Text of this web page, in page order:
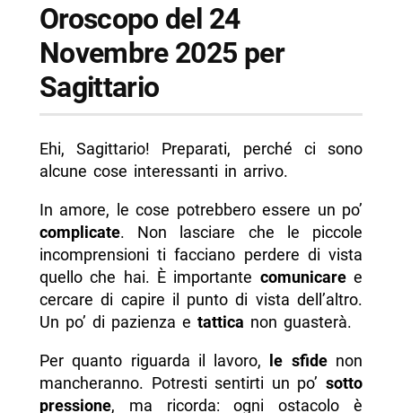
Oroscopo del 24
Novembre 2025 per
Sagittario
Ehi, Sagittario! Preparati, perché ci sono
alcune cose interessanti in arrivo.
In amore, le cose potrebbero essere un po’
complicate. Non lasciare che le piccole
incomprensioni ti facciano perdere di vista
quello che hai. È importante comunicaree
cercare di capire il punto di vista dell’altro.
Un po’ di pazienza e tattica non guasterà.
Per quanto riguarda il lavoro, le sfidenon
mancheranno. Potresti sentirti un po’sotto
pressione, ma ricorda: ogni ostacolo è